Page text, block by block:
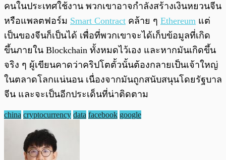
คนในประเทศใช้งาน พวกเขาอาจกำลังสร้างเงินหยวนจีน
หรือแพลตฟอร์ม Smart Contract คล้าย ๆ Ethereum แต่
เป็นของจีนก็เป็นได้ เพื่อที่พวกเขาจะได้เก็บข้อมูลที่เกิด
ขึ้นภายใน Blockchain ทั้งหมดไว้เอง และหากมันเกิดขึ้น
จริง ๆ ผู้เขียนคาดว่าคริปโตตั้วนั้นต้องกลายเป็นเจ้าใหญ่
ในตลาดโลกแน่นอน เนื่องจากมันถูกสนับสนุนโดยรัฐบาล
จีน และจะเป็นอีกประเด็นที่น่าติดตาม
china cryptocurrency data facebook google